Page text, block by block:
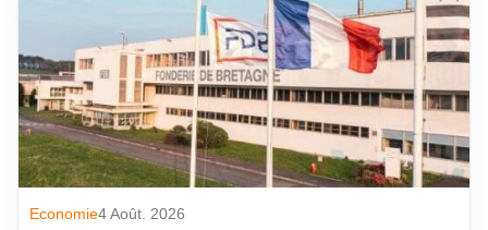
Economie4 Août. 2026